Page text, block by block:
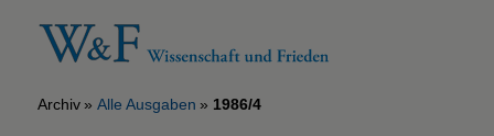
Archiv Alle Ausgaben 1986/4